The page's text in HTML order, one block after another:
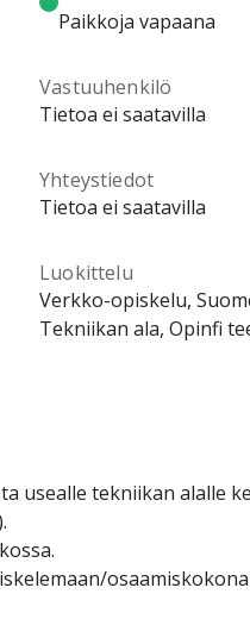
Paikkoja vapaana
Vastuuhenkilö
Tietoa ei saatavilla
Yhteystiedot
Tietoa ei saatavilla
Luokittelu
Verkko-opiskelu,
Tekniikan ala, Opinfi
tekniikan alalle